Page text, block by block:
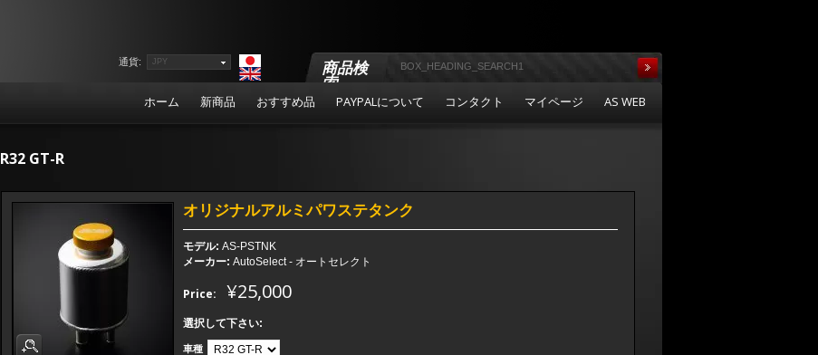
商品検
索
ホーム 新商品 おすすめ品 PAYPALについて コンタクト マイページ AS WEB
通貨: JPY
R32 GT-R
オリジナルアルミパワステタンク
モデル: AS-PSTNK
メーカー: AutoSelect - オートセレクト
Price: ¥25,000
選択して下さい:
車種